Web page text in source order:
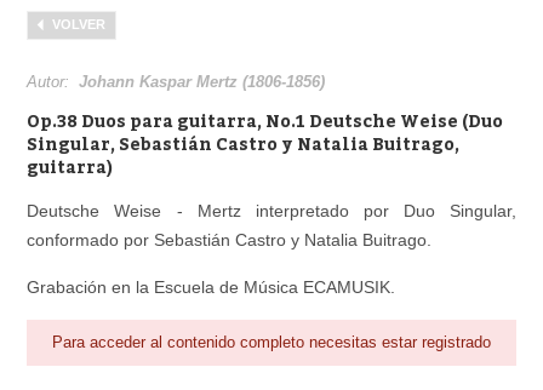
Menu
Biblioteca
Área personal Reproductor
VOLVER
Autor:Johann Kaspar Mertz (1806-1856)
Op.38 Duos para guitarra, No.1 Deutsche Weise (Duo
Singular, Sebastián Castro y Natalia Buitrago,
guitarra)
Deutsche Weise - Mertz interpretado por Duo Singular,
conformado por Sebastián Castro y Natalia Buitrago.
Grabación en la Escuela de Música ECAMUSIK.
Para acceder al contenido completo necesitas estar registrado